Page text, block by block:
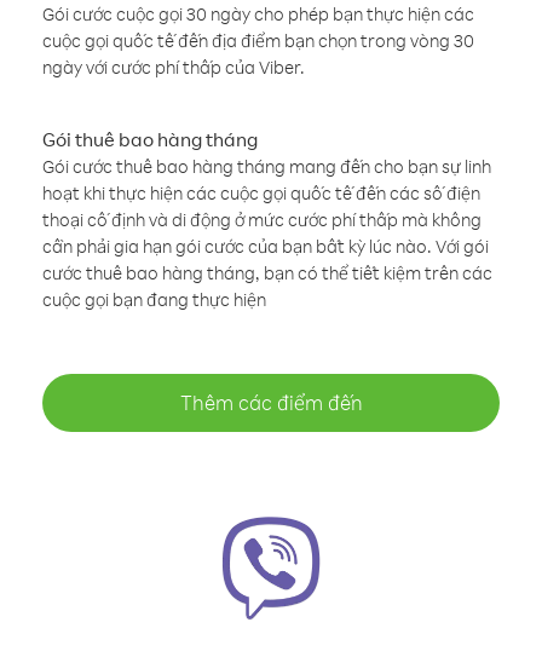
Gói cước cuộc gọi 30 ngày cho phép bạn thực hiện các
cuộc gọi quốc tế đến địa điểm bạn chọn trong vòng 30
ngày với cước phí thấp của Viber.
Gói thuê bao hàng tháng
Gói cước thuê bao hàng tháng mang đến cho bạn sự linh
hoạt khi thực hiện các cuộc gọi quốc tế đến các số điện
thoại cố định và di động ở mức cước phí thấp mà không
cần phải gia hạn gói cước của bạn bất kỳ lúc nào. Với gói
cước thuê bao hàng tháng, bạn có thể tiết kiệm trên các
cuộc gọi bạn đang thực hiện
Thêm các điểm đến